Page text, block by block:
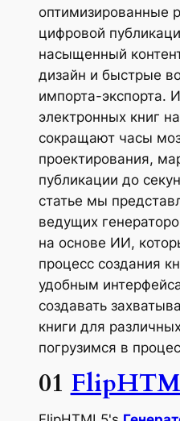
оптимизированные
цифровой
насыщенный
дизайн и быстрые
импорта-экспорта.
электронных книг
сокращают часы
проектирования,
публикации до
статье мы
ведущих
на основе ИИ,
процесс создания
удобным
создавать
книги для
погрузимся в
01